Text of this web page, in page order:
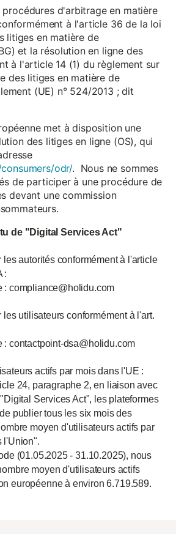
procédures d'arbitrage en matière
à l'article 36 de la loi
litiges en matière de
et la résolution en ligne des
à l'article 14 (1) du règlement sur
des litiges en matière de
(UE) n° 524/2013 ; dit
met à disposition une
des litiges en ligne (OS), qui
odr/. Nous ne sommes
de participer à une procédure de
devant une commission
de "Digital Services Act"
les autorités conformément à l'article
:
: compliance@holidu.com
les utilisateurs conformément à l'art.
: contactpoint-dsa@holidu.com
actifs par mois dans l'UE :
24, paragraphe 2, en liaison avec
Services Act", les plateformes
publier tous les six mois des
moyen d'utilisateurs actifs par
l'Union".
(01.05.2025 - 31.10.2025), nous
moyen d'utilisateurs actifs
européenne à environ 6.719.589.